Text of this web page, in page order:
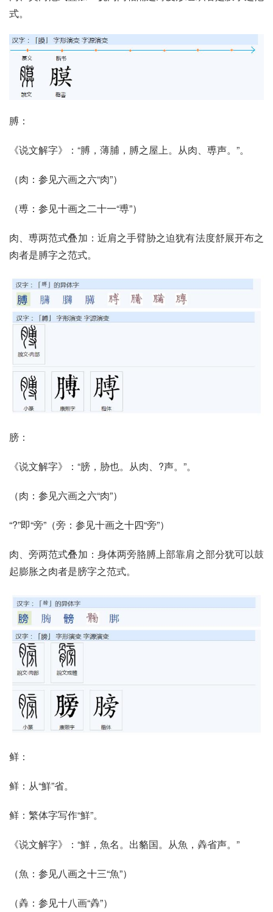
式。
膊：
《说文解字》：“膊，薄脯，膊之屋上。从肉、尃声。”。
（肉 ：参见六画之六“肉”）
（尃 ：参见十画之二十一“尃”）
肉、尃两范式叠加：近肩之手臂胁之迫犹有法度舒展开布之
肉者是膊字之范式。
膀：
《说文解字》：“膀，胁也。从肉、?声。”。
（肉 ：参见六画之六“肉”）
“?”即“旁”（旁 ：参见十画之十四“旁”）
肉、旁两范式叠加：身体两旁胳膊上部靠肩之部分犹可以鼓
起膨胀之肉者是膀字之范式。
鲜：
鲜：从“鮮”省。
鲜：繁体字写作“鮮”。
《说文解字》：“鮮，魚名。出貉国。从魚，羴省声。”
（魚 ：参见八画之十三“魚”）
（羴 ：参见十八画“羴”）